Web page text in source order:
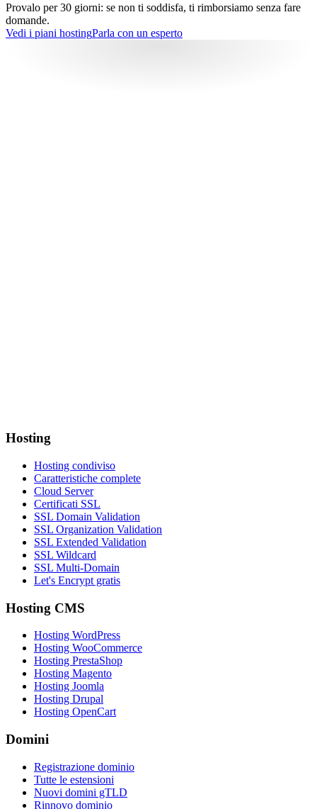
Provalo per 30 giorni: se non ti soddisfa, ti rimborsiamo senza fare
domande.
Vedi i piani hostingParla con un esperto
Hosting
Hosting condiviso
Caratteristiche complete
Cloud Server
Certificati SSL
SSL Domain Validation
SSL Organization Validation
SSL Extended Validation
SSL Wildcard
SSL Multi-Domain
Let's Encrypt gratis
Hosting CMS
Hosting WordPress
Hosting WooCommerce
Hosting PrestaShop
Hosting Magento
Hosting Joomla
Hosting Drupal
Hosting OpenCart
Domini
Registrazione dominio
Tutte le estensioni
Nuovi domini gTLD
Rinnovo dominio